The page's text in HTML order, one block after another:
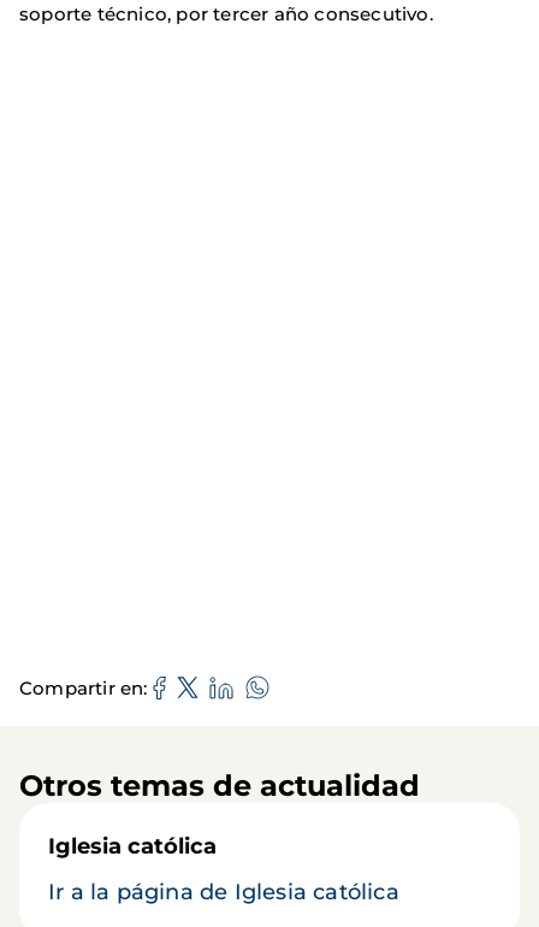
soporte técnico, por tercer año consecutivo.
Compartir en
Otros temas de actualidad
Iglesia católica
Ir a la página de Iglesia católica